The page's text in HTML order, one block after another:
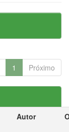
1 Próximo
Autor